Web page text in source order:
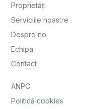
Proprietăți
Serviciile noastre
Despre noi
Echipa
Contact
ANPC
Politică cookies